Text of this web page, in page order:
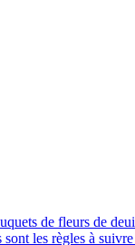
de fleurs de
les règles à